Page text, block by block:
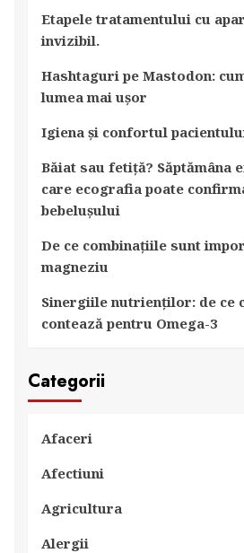
Etapele tratamentului cu
invizibil.
Hashtaguri pe Mastodon:
lumea mai ușor
Igiena și confortul
Băiat sau fetiță? Săptămâna
care ecografia poate
bebelușului
De ce combinațiile sunt
magneziu
Sinergiile nutrienților: de ce
contează pentru Omega-3
Categorii
Afaceri
Afectiuni
Agricultura
Alergii